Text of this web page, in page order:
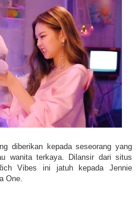
diberikan kepada seseorang yang
wanita terkaya. Dilansir dari situs
Vibes ini jatuh kepada Jennie
One.